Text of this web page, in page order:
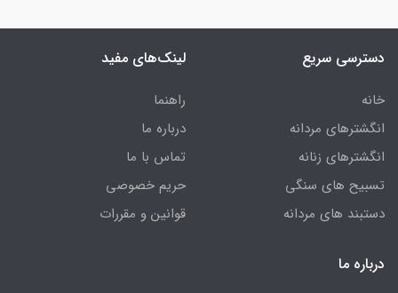
دسترسی سریع
خانه
انگشترهای مردانه
انگشترهای زنانه
تسبیح های سنگی
دستبند های مردانه
لینک‌های مفید
راهنما
درباره ما
تماس با ما
حریم خصوصی
قوانین و مقررات
درباره ما